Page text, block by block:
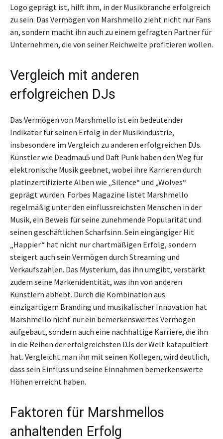
Logo geprägt ist, hilft ihm, in der Musikbranche erfolgreich
zu sein. Das Vermögen von Marshmello zieht nicht nur Fans
an, sondern macht ihn auch zu einem gefragten Partner für
Unternehmen, die von seiner Reichweite profitieren wollen.
Vergleich mit anderen
erfolgreichen DJs
Das Vermögen von Marshmello ist ein bedeutender
Indikator für seinen Erfolg in der Musikindustrie,
insbesondere im Vergleich zu anderen erfolgreichen DJs.
Künstler wie Deadmau5 und Daft Punk haben den Weg für
elektronische Musik geebnet, wobei ihre Karrieren durch
platinzertifizierte Alben wie „Silence“ und „Wolves“
geprägt wurden. Forbes Magazine listet Marshmello
regelmäßig unter den einflussreichsten Menschen in der
Musik, ein Beweis für seine zunehmende Popularität und
seinen geschäftlichen Scharfsinn. Sein eingängiger Hit
„Happier“ hat nicht nur chartmäßigen Erfolg, sondern
steigert auch sein Vermögen durch Streaming und
Verkaufszahlen. Das Mysterium, das ihn umgibt, verstärkt
zudem seine Markenidentität, was ihn von anderen
Künstlern abhebt. Durch die Kombination aus
einzigartigem Branding und musikalischer Innovation hat
Marshmello nicht nur ein bemerkenswertes Vermögen
aufgebaut, sondern auch eine nachhaltige Karriere, die ihn
in die Reihen der erfolgreichsten DJs der Welt katapultiert
hat. Vergleicht man ihn mit seinen Kollegen, wird deutlich,
dass sein Einfluss und seine Einnahmen bemerkenswerte
Höhen erreicht haben.
Faktoren für Marshmellos
anhaltenden Erfolg